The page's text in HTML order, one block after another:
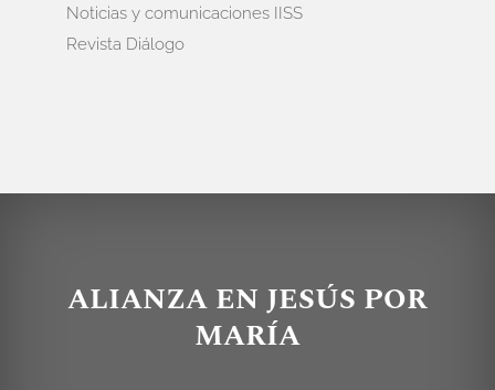
Noticias y comunicaciones IISS
Revista Diálogo
ALIANZA EN JESÚS POR
MARÍA